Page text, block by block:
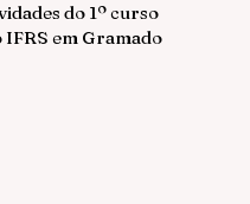
do 1º curso
em Gramado